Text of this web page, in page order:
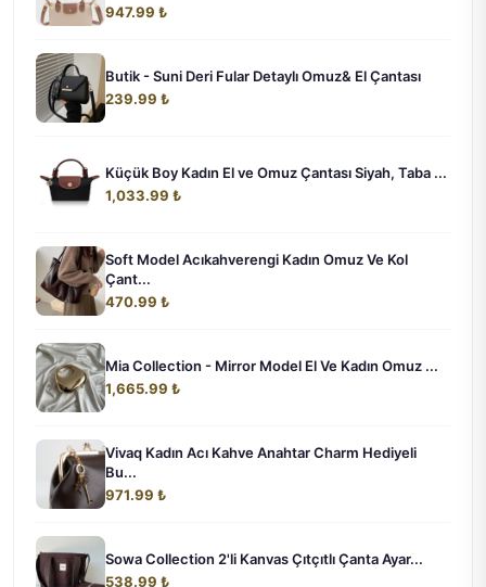
947.99 ₺
Butik - Suni Deri Fular Detaylı Omuz& El Çantası
239.99 ₺
Küçük Boy Kadın El ve Omuz Çantası Siyah, Taba ...
1,033.99 ₺
Soft Model Acıkahverengi Kadın Omuz Ve Kol
Çant...
470.99 ₺
Mia Collection - Mirror Model El Ve Kadın Omuz ...
1,665.99 ₺
Vivaq Kadın Acı Kahve Anahtar Charm Hediyeli
Bu...
971.99 ₺
Sowa Collection 2'li Kanvas Çıtçıtlı Çanta Ayar...
538.99 ₺